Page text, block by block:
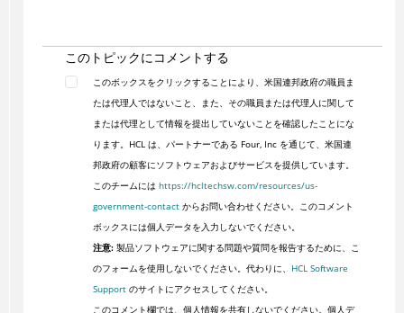
このトピックにコメントする
このボックスをクリックすることにより、米国連邦政府の職員ま
たは代理人ではないこと、また、その職員または代理人に関して
または代理として情報を提出していないことを確認したことにな
ります。HCL は、パートナーである Four, Inc を通じて、米国連
邦政府の顧客にソフトウェアおよびサービスを提供しています。
このチームには https://hcltechsw.com/resources/us-
government-contactからお問い合わせください。このコメント
ボックスには個人データを入力しないでください。
注意:製品ソフトウェアに関する問題や質問を報告するために、こ
のフォームを使用しないでください。代わりに、 HCL Software
Supportのサイトにアクセスしてください。
このコメント欄では、個人情報を共有しないでください。個人デ